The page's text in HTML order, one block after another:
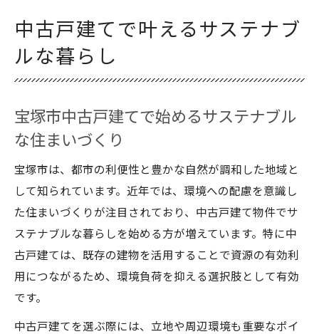
中古戸建てで叶えるサステナブ
ルな暮らし
宝塚市中古戸建てで始めるサステナブル
な住まいづくり
宝塚市は、都市の利便性と豊かな自然が調和した地域と
して知られています。近年では、環境への配慮を意識し
た住まいづくりが注目されており、中古戸建て物件でサ
ステナブルな暮らしを始める方が増えています。特に中
古戸建ては、既存の建物を活用することで資源の有効利
用につながるため、環境負荷を抑える選択肢として有効
です。
中古戸建てを選ぶ際には、立地や周辺環境も重要なポイ